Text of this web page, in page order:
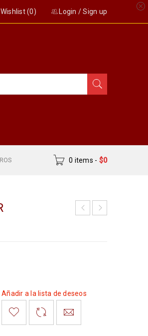
Login /Sign up
Wishlist (0)
0 items - $0
Añadir a la lista de deseos